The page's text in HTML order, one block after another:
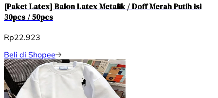
[Paket Latex] Balon Latex Metalik / Doff Merah Putih isi
30pcs / 50pcs
Rp22.923
Beli di Shopee